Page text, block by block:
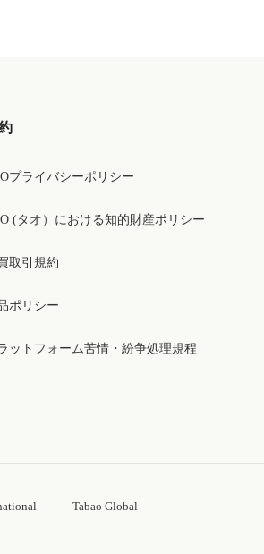
プライバシーポリシー
(タオ）における知的財産ポリシー
取引規約
ポリシー
ットフォーム苦情・紛争処理規程
Tabao Global